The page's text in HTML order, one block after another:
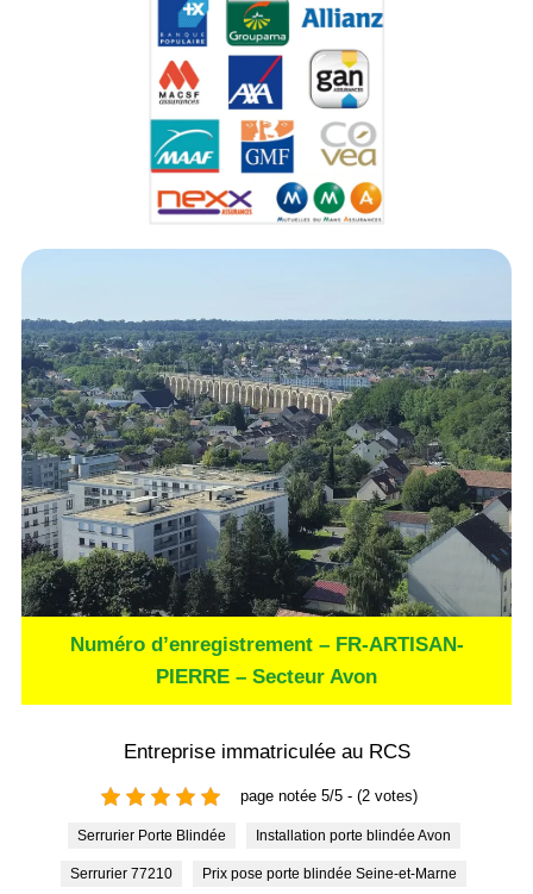
Numéro d’enregistrement – FR-ARTISAN-
PIERRE – Secteur Avon
Entreprise immatriculée au RCS
page notée 5/5 - (2 votes)
Serrurier Porte Blindée Installation porte blindée Avon
Serrurier 77210 Prix pose porte blindée Seine-et-Marne